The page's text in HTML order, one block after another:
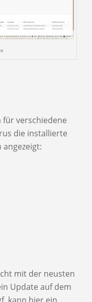
verschiedene
die installierte
mit der neusten
Update auf dem